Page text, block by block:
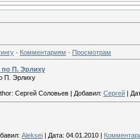
· Комментариям · Просмотрам
П. Эрлиху
П. Эрлиху
Сергей Соловьев | Добавил: Сергей |
Aleksei Дата: 04.01.2010